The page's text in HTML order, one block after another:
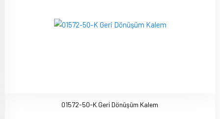
01572-50-K Geri Dönüşüm Kalem